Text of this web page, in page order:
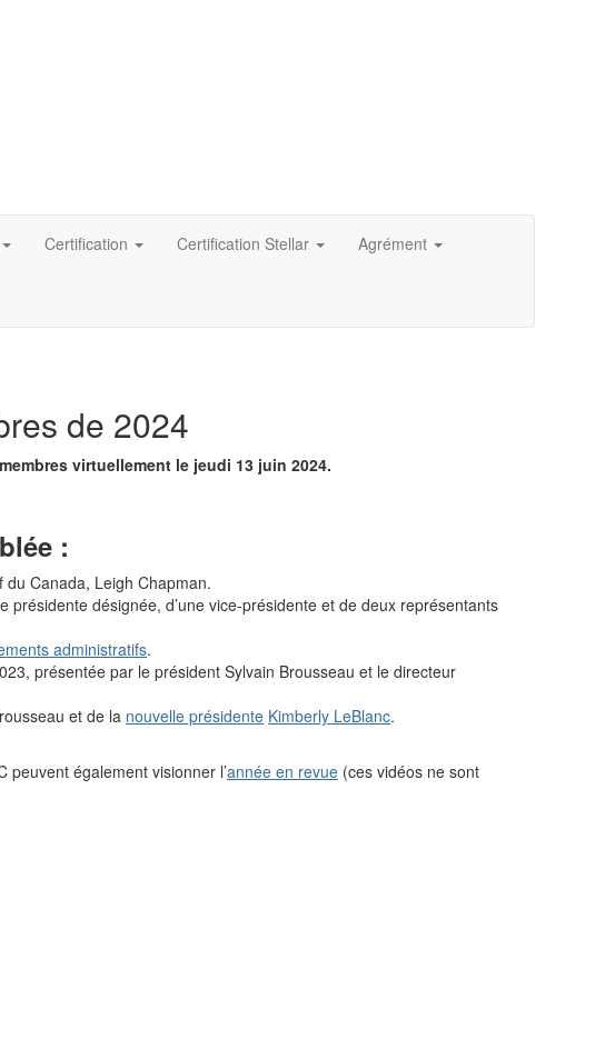
Certification Certification Stellar Agrément
de 2024
virtuellement le jeudi 13 juin 2024.
:
du Canada, Leigh Chapman.
présidente désignée, d’une vice-présidente et de deux représentants
administratifs.
présentée par le président Sylvain Brousseau et le directeur
et de la nouvelle présidente Kimberly LeBlanc.
peuvent également visionner l’année en revue (ces vidéos ne sont